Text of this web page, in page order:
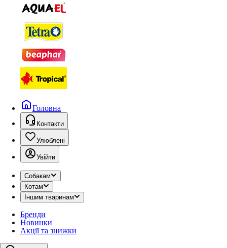
Головна
Контакти
Улюблені
Увійти
Собакам
Котам
Іншим тваринам
Бренди
Новинки
Акції та знижки